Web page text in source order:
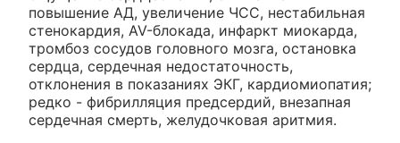
повышение АД, увеличение ЧСС, нестабильная
стенокардия, AV-блокада, инфаркт миокарда,
тромбоз сосудов головного мозга, остановка
сердца, сердечная недостаточность,
отклонения в показаниях ЭКГ, кардиомиопатия;
редко - фибрилляция предсердий, внезапная
сердечная смерть, желудочковая аритмия.